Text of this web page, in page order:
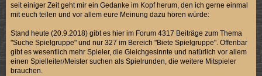
seit einiger Zeit geht mir ein Gedanke im Kopf herum, den ich gerne einmal
mit euch teilen und vor allem eure Meinung dazu hören würde:
Stand heute (20.9.2018) gibt es hier im Forum 4317 Beiträge zum Thema
"Suche Spielgruppe" und nur 327 im Bereich "Biete Spielgruppe". Offenbar
gibt es wesentlich mehr Spieler, die Gleichgesinnte und natürlich vor allem
einen Spielleiter/Meister suchen als Spielrunden, die weitere Mitspieler
brauchen.